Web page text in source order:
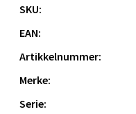
barnebursdager,
SKU:
EAN:
Artikkelnummer:
Merke:
Serie:
Oppdal -
Aunasenteret,